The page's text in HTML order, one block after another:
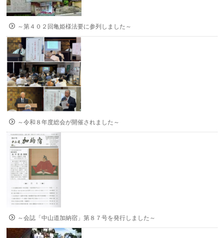
～第４０２回亀姫様法要に参列しました～
～令和８年度総会が開催されました～
～会誌「中山道加納宿」第８７号を発行しました～